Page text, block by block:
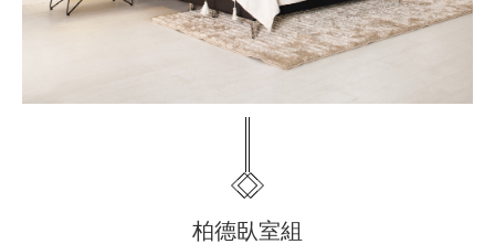
柏德臥室組